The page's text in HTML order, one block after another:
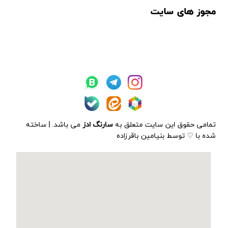
مجوز های سایت
تمامی حقوق این سایت متعلق به سارنگ ادز می باشد. | ساخته
شده با ♡ توسط بنیامین باقرزاده